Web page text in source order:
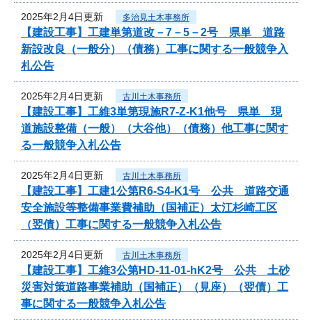
2025年2月4日更新 多治見土木事務所
【建設工事】工建単第道改－7－5－2号 県単 道路
新設改良（一般分）（債務）工事に関する一般競争入
札公告
2025年2月4日更新 古川土木事務所
【建設工事】工維3単第現施R7-Z-K1他号 県単 現
道施設整備（一般）（大谷他）（債務）他工事に関す
る一般競争入札公告
2025年2月4日更新 古川土木事務所
【建設工事】工建1公第R6-S4-K1号 公共 道路交通
安全施設等整備事業費補助（国補正）太江杉崎工区
（翌債）工事に関する一般競争入札公告
2025年2月4日更新 古川土木事務所
【建設工事】工維3公第HD-11-01-hK2号 公共 土砂
災害対策道路事業補助（国補正）（見座）（翌債）工
事に関する一般競争入札公告